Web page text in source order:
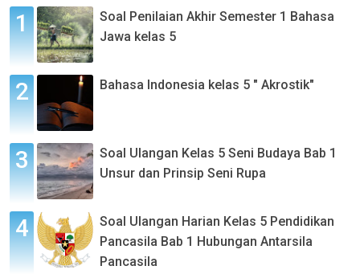
Soal Penilaian Akhir Semester 1 Bahasa
Jawa kelas 5
Bahasa Indonesia kelas 5 " Akrostik"
Soal Ulangan Kelas 5 Seni Budaya Bab 1
Unsur dan Prinsip Seni Rupa
Soal Ulangan Harian Kelas 5 Pendidikan
Pancasila Bab 1 Hubungan Antarsila
Pancasila